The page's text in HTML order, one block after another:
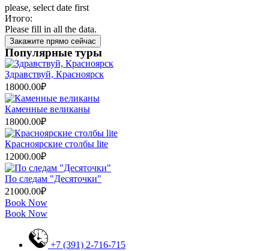
please, select date first
Итого:
Please fill in all the data.
Закажите прямо сейчас
Популярные туры
Здравствуй, Красноярск
18000.00₽
Каменные великаны
18000.00₽
Красноярские столбы lite
12000.00₽
По следам "Десяточки"
21000.00₽
Book Now
Book Now
+7 (391) 2-716-715